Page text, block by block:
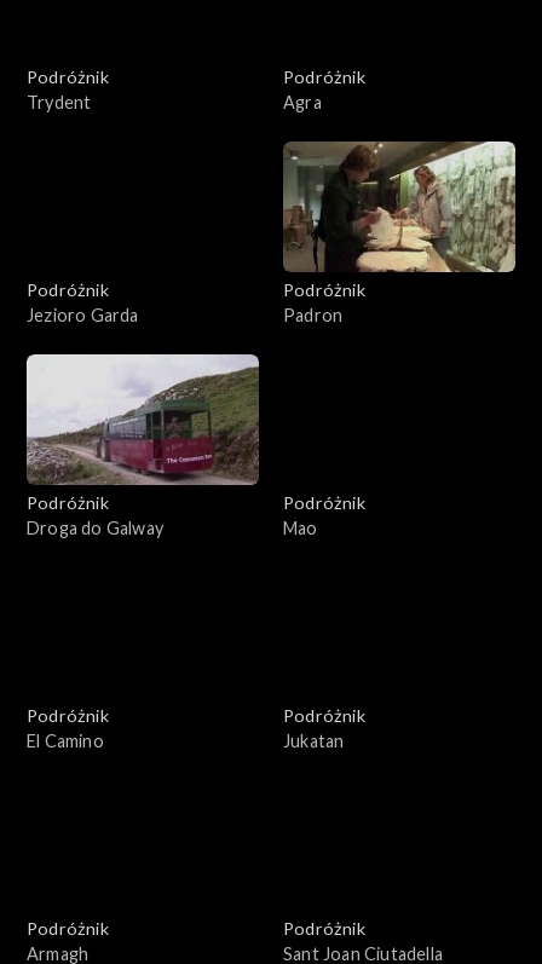
Podróżnik
Trydent
Podróżnik
Agra
Podróżnik
Jezioro Garda
Podróżnik
Padron
Podróżnik
Droga do Galway
Podróżnik
Mao
Podróżnik
El Camino
Podróżnik
Jukatan
Podróżnik
Armagh
Podróżnik
Sant Joan Ciutadella